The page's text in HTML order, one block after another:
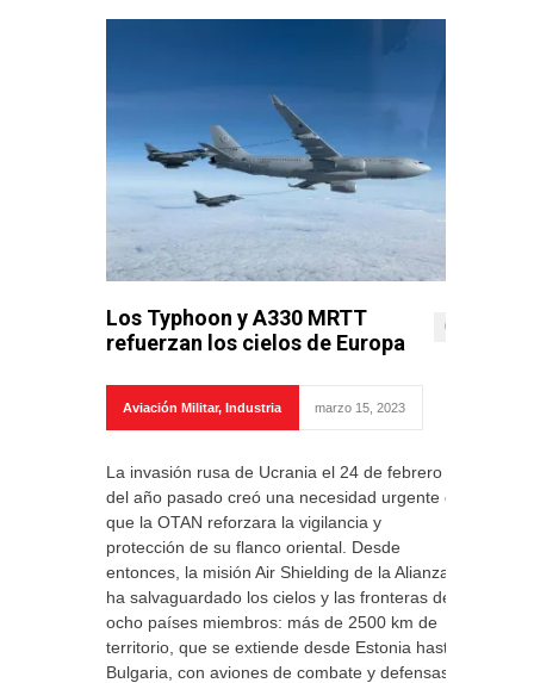
Los Typhoon y A330 MRTT
refuerzan los cielos de Europa
0
Aviación Militar, Industria marzo 15, 2023
La invasión rusa de Ucrania el 24 de febrero
del año pasado creó una necesidad urgente de
que la OTAN reforzara la vigilancia y
protección de su flanco oriental. Desde
entonces, la misión Air Shielding de la Alianza
ha salvaguardado los cielos y las fronteras de
ocho países miembros: más de 2500 km de
territorio, que se extiende desde Estonia hasta
Bulgaria, con aviones de combate y defensas